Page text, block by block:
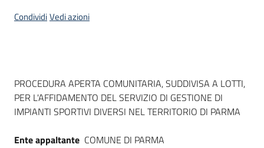
CondividiVedi azioni
Dati del bando
PROCEDURA APERTA COMUNITARIA, SUDDIVISA A LOTTI,
PER L'AFFIDAMENTO DEL SERVIZIO DI GESTIONE DI
IMPIANTI SPORTIVI DIVERSI NEL TERRITORIO DI PARMA
Ente appaltante COMUNE DI PARMA